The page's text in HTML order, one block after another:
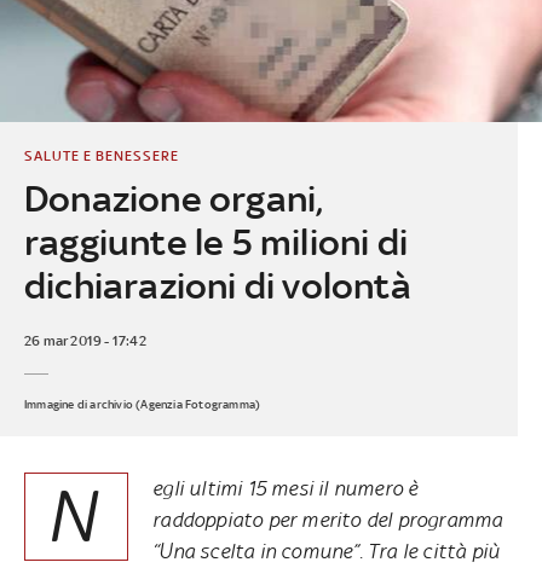
Donazione organi,
raggiunte le 5 milioni di
dichiarazioni di volontà
SALUTE E BENESSERE
26 mar 2019 - 17:42
Immagine di archivio (Agenzia Fotogramma)
N
egli ultimi 15 mesi il numero è
raddoppiato per merito del programma
“Una scelta in comune”. Tra le città più